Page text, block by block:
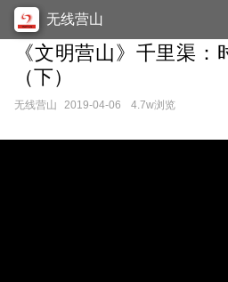
无线营山
《文明营山》千里渠
（下）
无线营山 2019-04-06 4.7w浏览